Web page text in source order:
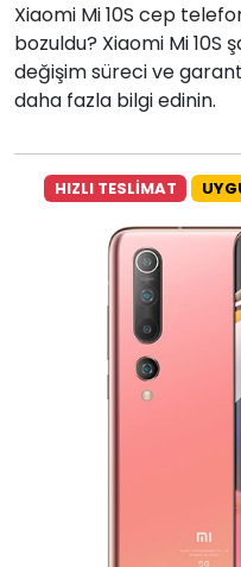
Xiaomi Mi 10S cep
bozuldu? Xiaomi Mi 10S
değişim süreci ve
daha fazla bilgi edinin.
HIZLI TESLİMAT